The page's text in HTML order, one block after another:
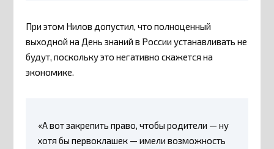
При этом Нилов допустил, что полноценный
выходной на День знаний в России устанавливать не
будут, поскольку это негативно скажется на
экономике.
«А вот закрепить право, чтобы родители — ну
хотя бы первоклашек — имели возможность